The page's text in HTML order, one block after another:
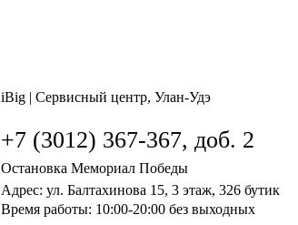
iBig | Сервисный центр, Улан-Удэ
+7 (3012) 367-367, доб. 2
Остановка Мемориал Победы
Адрес: ул. Балтахинова 15, 3 этаж, 326 бутик
Время работы: 10:00-20:00 без выходных